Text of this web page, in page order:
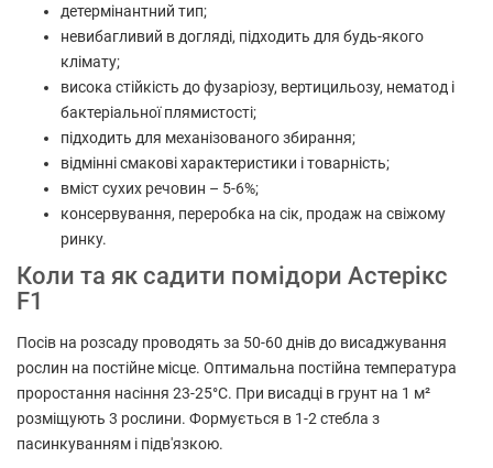
детермінантний тип;
невибагливий в догляді, підходить для будь-якого
клімату;
висока стійкість до фузаріозу, вертицильозу, нематод і
бактеріальної плямистості;
підходить для механізованого збирання;
відмінні смакові характеристики і товарність;
вміст сухих речовин – 5-6%;
консервування, переробка на сік, продаж на свіжому
ринку.
Коли та як садити помідори Астерікс
F1
Посів на розсаду проводять за 50-60 днів до висаджування
рослин на постійне місце. Оптимальна постійна температура
проростання насіння 23-25°С. При висадці в грунт на 1 м²
розміщують 3 рослини. Формується в 1-2 стебла з
пасинкуванням і підв'язкою.